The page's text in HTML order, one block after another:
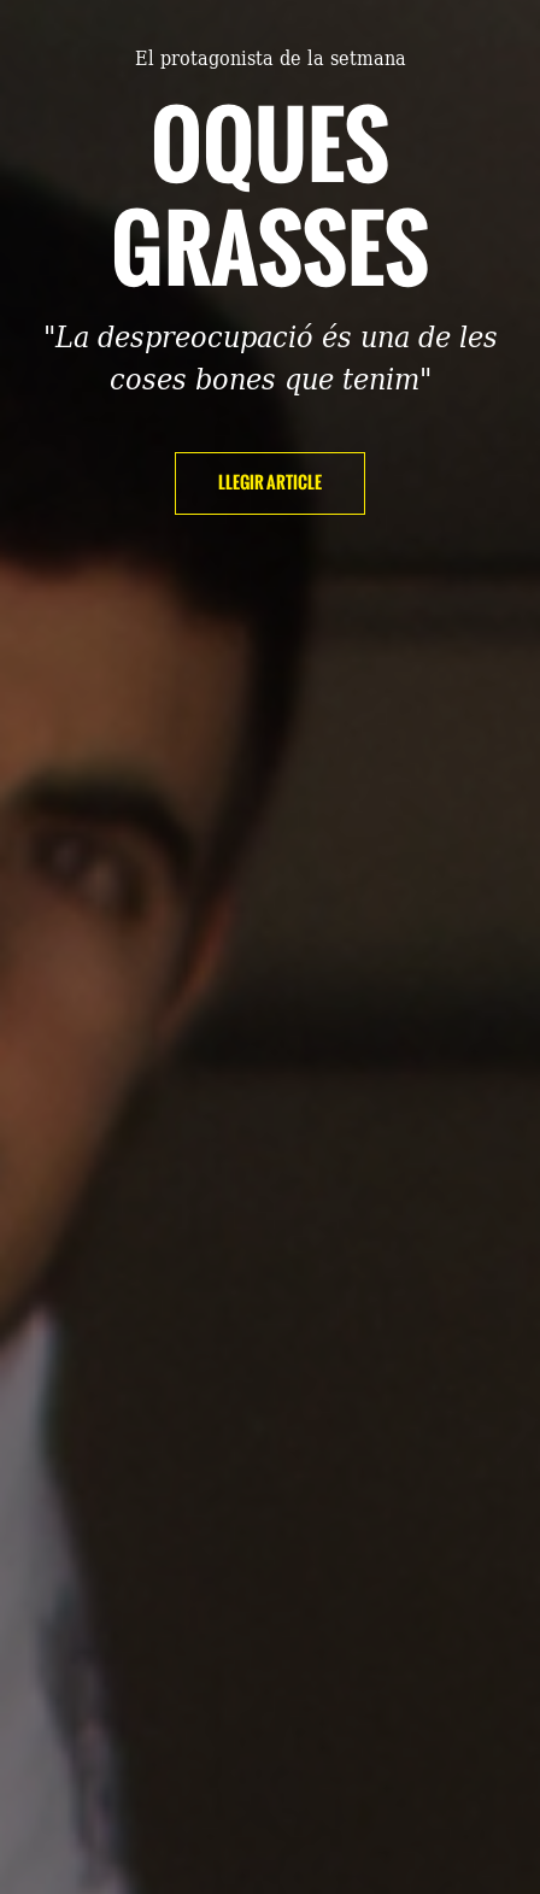
El protagonista de la setmana
OQUES
GRASSES
"La despreocupació és una de les
coses bones que tenim"
LLEGIR ARTICLE